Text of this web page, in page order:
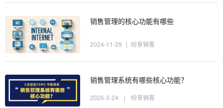
销售管理的核心功能有哪些
2024-11-29 | 纷享销客
销售管理系统有哪些核心功能？
2026-3-24 | 纷享销客